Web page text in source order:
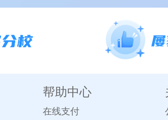
帮助中心
在线支付